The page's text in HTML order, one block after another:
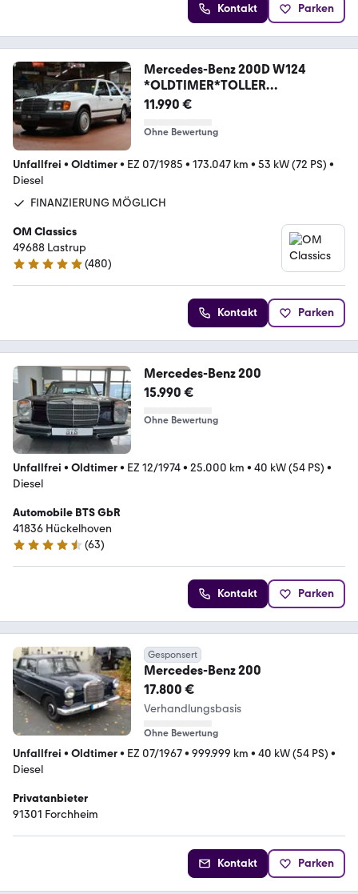
Kontakt Parken
Mercedes-Benz 200D W124
*OLDTIMER*TOLLER
ZUSTAND*GARANTIE*
11.990 €
Ohne Bewertung
Unfallfrei • Oldtimer• EZ 07/1985 • 173.047 km • 53 kW (72 PS) •
Diesel
FINANZIERUNG MÖGLICH
OM Classics
49688 Lastrup
4.8 Sterne
(480)
Kontakt Parken
Mercedes-Benz 200
15.990 €
Ohne Bewertung
Unfallfrei • Oldtimer• EZ 12/1974• 25.000 km • 40 kW (54 PS) •
Diesel
Automobile BTS GbR
41836 Hückelhoven
4.3 Sterne
(63)
Kontakt Parken
Gesponsert
Mercedes-Benz 200
17.800 €
Verhandlungsbasis
Ohne Bewertung
Unfallfrei • Oldtimer• EZ 07/1967• 999.999 km • 40 kW (54 PS) •
Diesel
Privatanbieter
91301 Forchheim
Kontakt Parken